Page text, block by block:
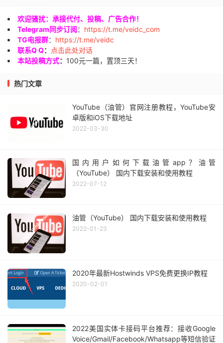
欢迎骚扰：承接代付、投稿、广告合作！
Telegram同步订阅： https://t.me/veidc_com
TG电报群： https://t.me/veidc
联系Q Q：
点击此处对话
本站投稿方式： 100元一篇，置顶三天！
热门文章
YouTube（油管）官网注册教程，YouTube安
卓版和iOS下载地址
2022-03-30
国内用户如何下载油管app？油管
（YouTube） 国内下载安装和使用教程
2022-07-12
油管（YouTube） 国内下载安装和使用教程
2022-01-23
2020年最新Hostwinds VPS免费更换IP教程
2020-02-01
2022美国实体卡接码平台推荐：接收Google
Voice/Gmail/Facebook/Whatsapp等短信验证